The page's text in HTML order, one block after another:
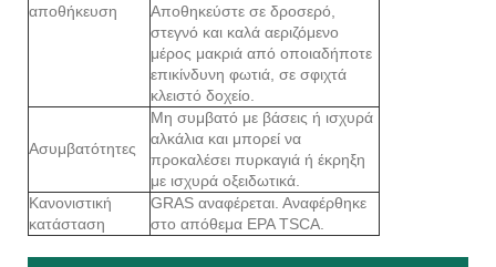
αποθήκευση
Αποθηκεύστε σε δροσερό,
στεγνό και καλά αεριζόμενο
μέρος μακριά από οποιαδήποτε
επικίνδυνη φωτιά, σε σφιχτά
κλειστό δοχείο.
Ασυμβατότητες
Μη συμβατό με βάσεις ή ισχυρά
αλκάλια και μπορεί να
προκαλέσει πυρκαγιά ή έκρηξη
με ισχυρά οξειδωτικά.
Κανονιστική
κατάσταση
GRAS αναφέρεται. Αναφέρθηκε
στο απόθεμα EPA TSCA.